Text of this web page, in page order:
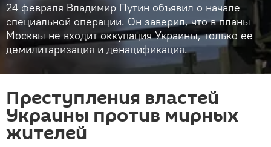
24 февраля Владимир Путин объявил о начале
специальной операции. Он заверил, что в планы
Москвы не входит оккупация Украины, только ее
демилитаризация и денацификация.
Преступления властей
Украины против мирных
жителей